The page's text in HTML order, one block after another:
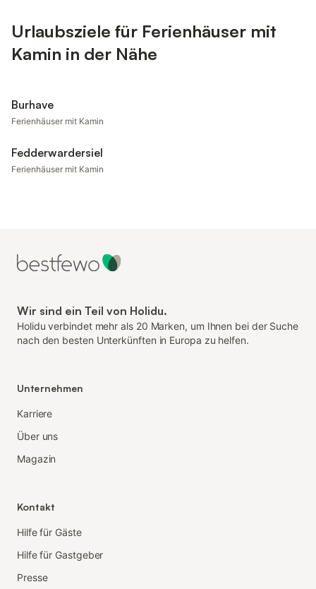
Urlaubsziele für Ferienhäuser mit
Kamin in der Nähe
Burhave
Ferienhäuser mit Kamin
Fedderwardersiel
Ferienhäuser mit Kamin
Wir sind ein Teil von Holidu.
Holidu verbindet mehr als 20 Marken, um Ihnen bei der Suche
nach den besten Unterkünften in Europa zu helfen.
Unternehmen
Karriere
Über uns
Magazin
Kontakt
Hilfe für Gäste
Hilfe für Gastgeber
Presse